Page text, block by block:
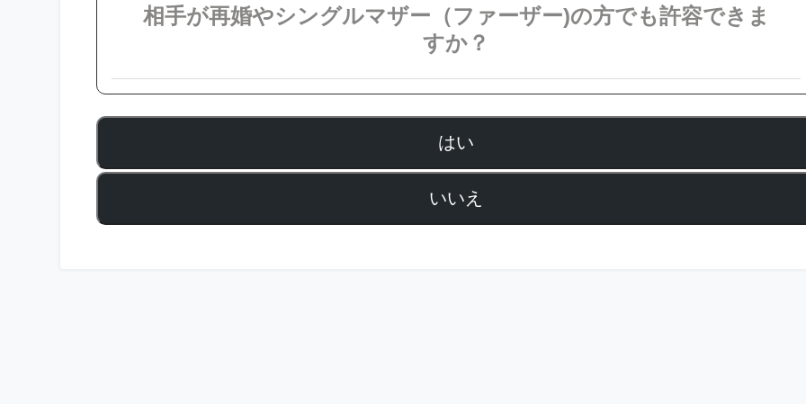
相手が再婚やシングルマザー（ファーザー)の方でも許容できま
すか？
はい
いいえ